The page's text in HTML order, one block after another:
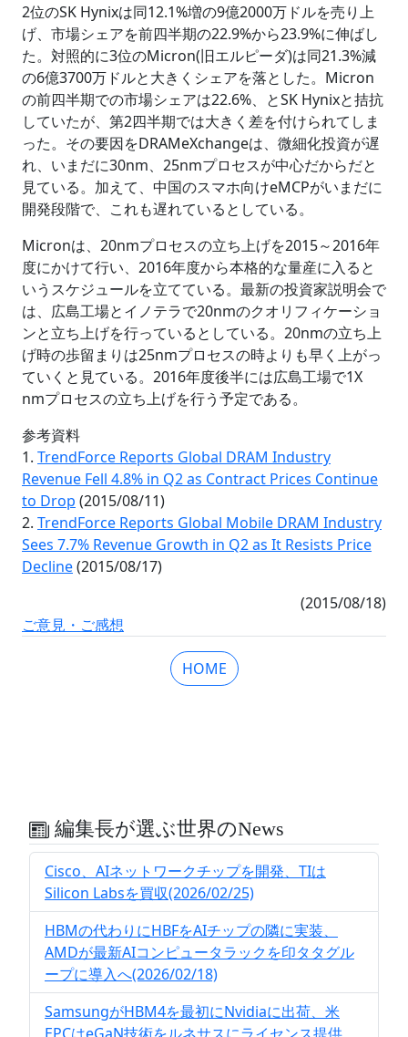
2位のSK Hynixは同12.1%増の9億2000万ドルを売り上
げ、市場シェアを前四半期の22.9%から23.9%に伸ばし
た。対照的に3位のMicron(旧エルピーダ)は同21.3%減
の6億3700万ドルと大きくシェアを落とした。Micron
の前四半期での市場シェアは22.6%、とSK Hynixと拮抗
していたが、第2四半期では大きく差を付けられてしま
った。その要因をDRAMeXchangeは、微細化投資が遅
れ、いまだに30nm、25nmプロセスが中心だからだと
見ている。加えて、中国のスマホ向けeMCPがいまだに
開発段階で、これも遅れているとしている。
Micronは、20nmプロセスの立ち上げを2015～2016年
度にかけて行い、2016年度から本格的な量産に入ると
いうスケジュールを立てている。最新の投資家説明会で
は、広島工場とイノテラで20nmのクオリフィケーショ
ンと立ち上げを行っているとしている。20nmの立ち上
げ時の歩留まりは25nmプロセスの時よりも早く上がっ
ていくと見ている。2016年度後半には広島工場で1X
nmプロセスの立ち上げを行う予定である。
参考資料
1. TrendForce Reports Global DRAM Industry
Revenue Fell 4.8% in Q2 as Contract Prices Continue
to Drop (2015/08/11)
2. TrendForce Reports Global Mobile DRAM Industry
Sees 7.7% Revenue Growth in Q2 as It Resists Price
Decline(2015/08/17)
(2015/08/18)
ご意見・ご感想
HOME
編集長が選ぶ世界のNews
Cisco、AIネットワークチップを開発、TIは
Silicon Labsを買収(2026/02/25)
HBMの代わりにHBFをAIチップの隣に実装、
AMDが最新AIコンピュータラックを印タタグル
ープに導入へ(2026/02/18)
SamsungがHBM4を最初にNvidiaに出荷、米
EPCはeGaN技術をルネサスにライセンス提供